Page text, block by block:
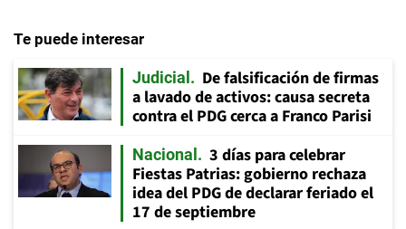
Te puede interesar
Judicial
De falsificación de firmas
a lavado de activos: causa secreta
contra el PDG cerca a Franco Parisi
Nacional
3 días para celebrar
Fiestas Patrias: gobierno rechaza
idea del PDG de declarar feriado el
17 de septiembre